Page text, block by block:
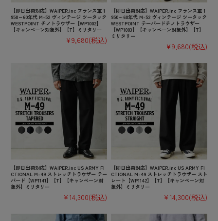
【即日出荷対応】WAIPER.inc フランス軍 1
950～60年代 M-52 ヴィンテージ ツータック
WESTPOINT チノトラウザー【WP1002】
【キャンペーン対象外】【T】ミリタリー
¥9,680(税込)
【即日出荷対応】WAIPER.inc フランス軍 1
950～60年代 M-52 ヴィンテージ ツータック
WESTPOINT テーパードチノトラウザー
【WP1003】【キャンペーン対象外】【T】
ミリタリー
¥9,680(税込)
【即日出荷対応】WAIPER.inc US ARMY FI
CTIONAL M-49 ストレッチトラウザー テー
パード【WP1141】【T】【キャンペーン対
象外】ミリタリー
¥14,300(税込)
【即日出荷対応】WAIPER.inc US ARMY FI
CTIONAL M-49 ストレッチトラウザー スト
レート【WP1142】【T】【キャンペーン対
象外】ミリタリー
¥14,300(税込)